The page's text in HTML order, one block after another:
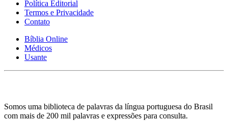
Política Editorial
Termos e Privacidade
Contato
Bíblia Online
Médicos
Usante
Somos uma biblioteca de palavras da língua portuguesa do Brasil
com mais de 200 mil palavras e expressões para consulta.